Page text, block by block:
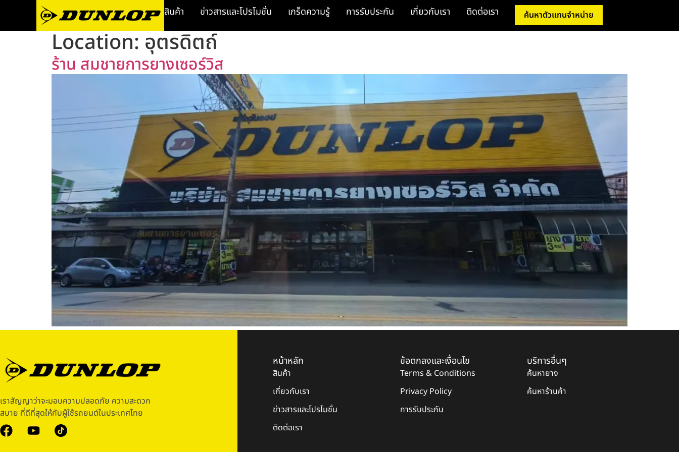
สินค้า ข่าวสารและโปรโมชั่น เกร็ดความรู้ การรับประกัน เกี่ยวกับเรา ติดต่อเรา ค้นหาตัวแทนจำหน่าย
Location: อุตรดิตถ์
ร้าน สมชายการยางเซอร์วิส
เราสัญญาว่าจะมอบความปลอดภัย ความสะดวก
สบาย ที่ดีที่สุดให้กับผู้ใช้รถยนต์ในประเทศไทย
หน้าหลัก
สินค้า
เกี่ยวกับเรา
ข่าวสารและโปรโมชั่น
ติดต่อเรา
ข้อตกลงและเงื่อนไข
Terms & Conditions
Privacy Policy
การรับประกัน
บริการอื่นๆ
ค้นหายาง
ค้นหาร้านค้า